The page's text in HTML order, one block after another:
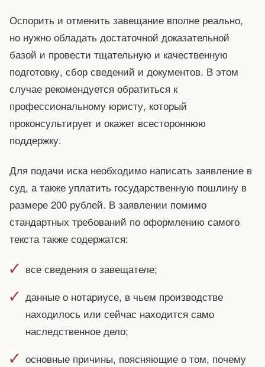
Оспорить и отменить завещание вполне реально,
но нужно обладать достаточной доказательной
базой и провести тщательную и качественную
подготовку, сбор сведений и документов. В этом
случае рекомендуется обратиться к
профессиональному юристу, который
проконсультирует и окажет всестороннюю
поддержку.
Для подачи иска необходимо написать заявление в
суд, а также уплатить государственную пошлину в
размере 200 рублей. В заявлении помимо
стандартных требований по оформлению самого
текста также содержатся:
все сведения о завещателе;
данные о нотариусе, в чьем производстве
находилось или сейчас находится само
наследственное дело;
основные причины, поясняющие о том, почему